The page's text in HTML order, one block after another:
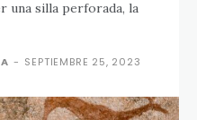
una silla perforada, la
- SEPTIEMBRE 25, 2023